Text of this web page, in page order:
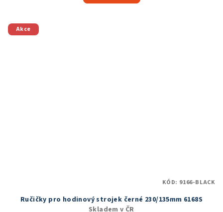
Akce
Ručičky pro hodinový strojek černé 230/135mm 6168S
Skladem v ČR
KÓD: 9166-BLACK